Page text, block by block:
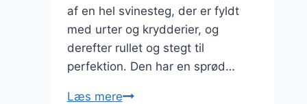
af en hel svinesteg, der er fyldt
med urter og krydderier, og
derefter rullet og stegt til
perfektion. Den har en sprød…
Læs merePorchetta